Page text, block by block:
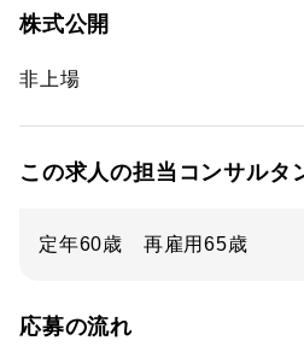
株式公開
非上場
この求人の担当コンサルタ
定年60歳 再雇用65歳
応募の流れ